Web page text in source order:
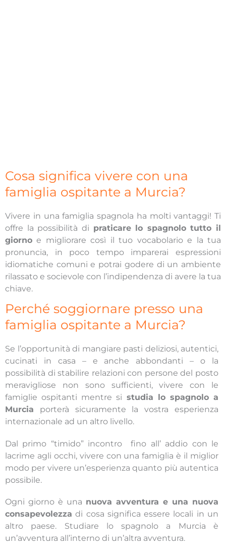
Cosa significa vivere con una
famiglia ospitante a Murcia?
Vivere in una famiglia spagnola ha molti vantaggi! Ti
offre la possibilità di praticare lo spagnolo tutto il
giorno e migliorare così il tuo vocabolario e la tua
pronuncia, in poco tempo imparerai espressioni
idiomatiche comuni e potrai godere di un ambiente
rilassato e socievole con l’indipendenza di avere la tua
chiave.
Perché soggiornare presso una
famiglia ospitante a Murcia?
Se l’opportunità di mangiare pasti deliziosi, autentici,
cucinati in casa – e anche abbondanti – o la
possibilità di stabilire relazioni con persone del posto
meravigliose non sono sufficienti, vivere con le
famiglie ospitanti mentre si studia lo spagnolo a
Murcia porterà sicuramente la vostra esperienza
internazionale ad un altro livello.
Dal primo “timido” incontro fino all’ addio con le
lacrime agli occhi, vivere con una famiglia è il miglior
modo per vivere un’esperienza quanto più autentica
possibile.
Ogni giorno è una nuova avventura e una nuova
consapevolezza di cosa significa essere locali in un
altro paese. Studiare lo spagnolo a Murcia è
un’avventura all’interno di un’altra avventura.